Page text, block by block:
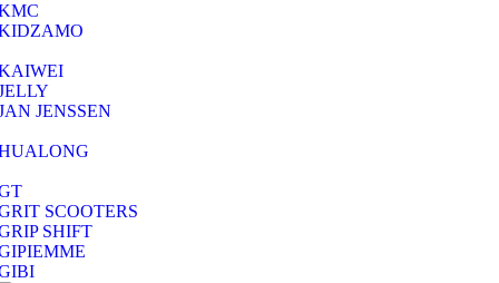
JENSSEN
SCOOTERS
SHIFT